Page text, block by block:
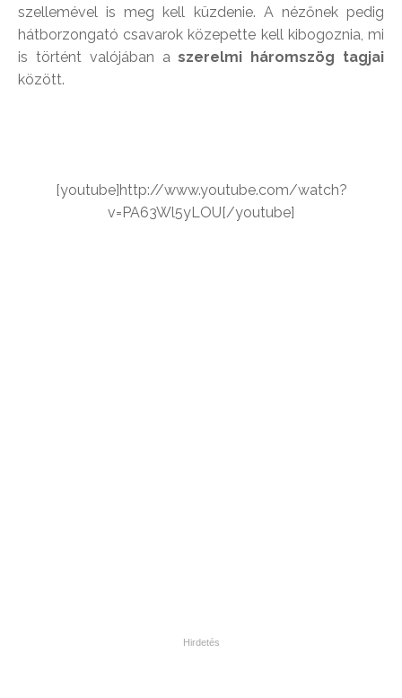
szellemével is meg kell küzdenie. A nézőnek pedig
hátborzongató csavarok közepette kell kibogoznia, mi
is történt valójában aszerelmi háromszög tagjai
között.
[youtube]http://www.youtube.com/watch?
v=PA63Wl5yLOU[/youtube]